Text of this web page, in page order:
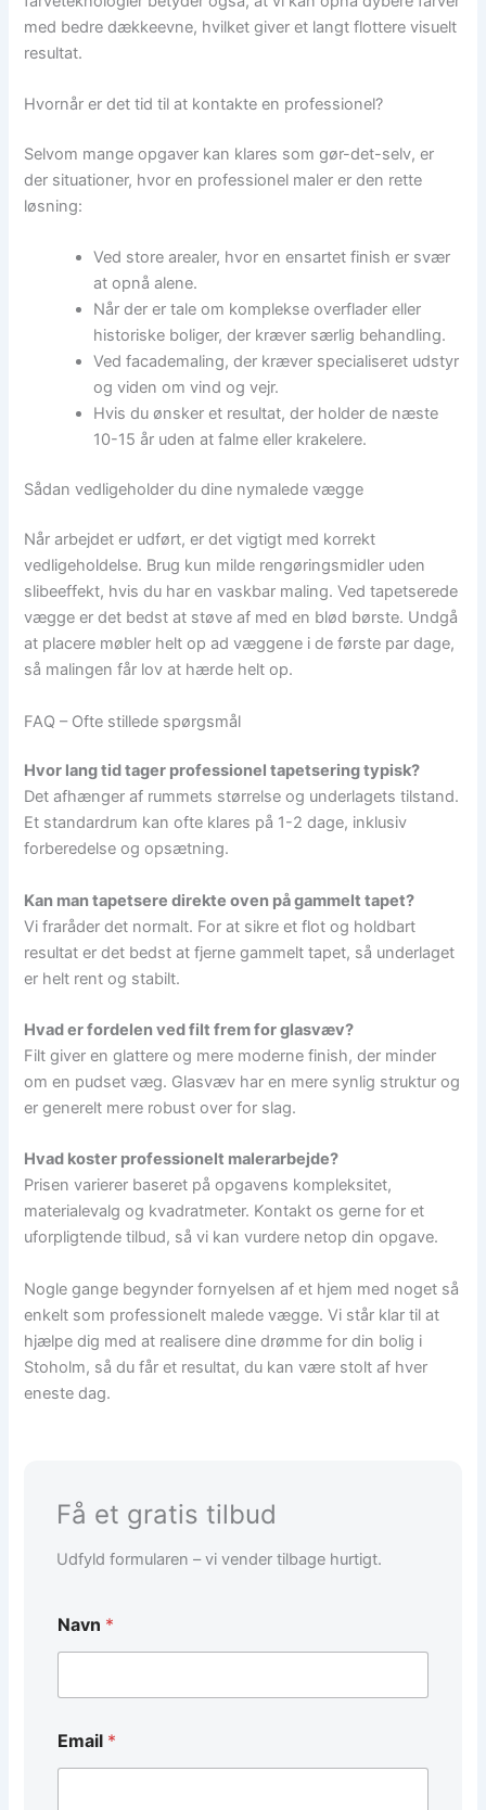
med bedre dækkeevne, hvilket giver et langt flottere visuelt
resultat.
Hvornår er det tid til at kontakte en professionel?
Selvom mange opgaver kan klares som gør-det-selv, er
der situationer, hvor en professionel maler er den rette
løsning:
Ved store arealer, hvor en ensartet finish er svær
at opnå alene.
Når der er tale om komplekse overflader eller
historiske boliger, der kræver særlig behandling.
Ved facademaling, der kræver specialiseret udstyr
og viden om vind og vejr.
Hvis du ønsker et resultat, der holder de næste
10-15 år uden at falme eller krakelere.
Sådan vedligeholder du dine nymalede vægge
Når arbejdet er udført, er det vigtigt med korrekt
vedligeholdelse. Brug kun milde rengøringsmidler uden
slibeeffekt, hvis du har en vaskbar maling. Ved tapetserede
vægge er det bedst at støve af med en blød børste. Undgå
at placere møbler helt op ad væggene i de første par dage,
så malingen får lov at hærde helt op.
FAQ – Ofte stillede spørgsmål
Hvor lang tid tager professionel tapetsering typisk?
Det afhænger af rummets størrelse og underlagets tilstand.
Et standardrum kan ofte klares på 1-2 dage, inklusiv
forberedelse og opsætning.
Kan man tapetsere direkte oven på gammelt tapet?
Vi fraråder det normalt. For at sikre et flot og holdbart
resultat er det bedst at fjerne gammelt tapet, så underlaget
er helt rent og stabilt.
Hvad er fordelen ved filt frem for glasvæv?
Filt giver en glattere og mere moderne finish, der minder
om en pudset væg. Glasvæv har en mere synlig struktur og
er generelt mere robust over for slag.
Hvad koster professionelt malerarbejde?
Prisen varierer baseret på opgavens kompleksitet,
materialevalg og kvadratmeter. Kontakt os gerne for et
uforpligtende tilbud, så vi kan vurdere netop din opgave.
Nogle gange begynder fornyelsen af et hjem med noget så
enkelt som professionelt malede vægge. Vi står klar til at
hjælpe dig med at realisere dine drømme for din bolig i
Stoholm, så du får et resultat, du kan være stolt af hver
eneste dag.
Få et gratis tilbud
Udfyld formularen – vi vender tilbage hurtigt.
Navn *
Email *